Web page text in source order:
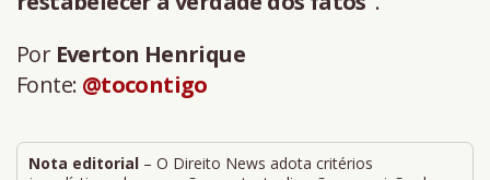
PorEverton Henrique
Fonte: @tocontigo
Nota editorial – O Direito News adota critérios